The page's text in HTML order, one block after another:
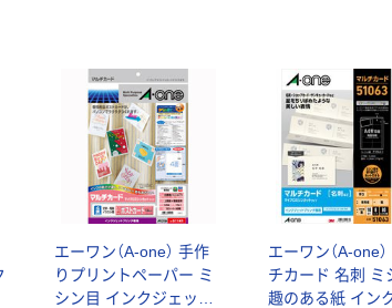
エーワン（A-one） 手作
りプリントペーパー ミ
シン目 インクジェット
エーワン（A-one
チカード 名刺 ミ
趣のある紙 イン